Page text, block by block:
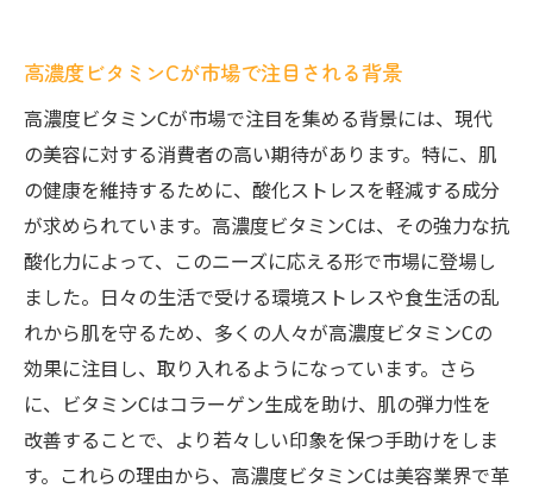
高濃度ビタミンCが市場で注目される背景
高濃度ビタミンCが市場で注目を集める背景には、現代
の美容に対する消費者の高い期待があります。特に、肌
の健康を維持するために、酸化ストレスを軽減する成分
が求められています。高濃度ビタミンCは、その強力な抗
酸化力によって、このニーズに応える形で市場に登場し
ました。日々の生活で受ける環境ストレスや食生活の乱
れから肌を守るため、多くの人々が高濃度ビタミンCの
効果に注目し、取り入れるようになっています。さら
に、ビタミンCはコラーゲン生成を助け、肌の弾力性を
改善することで、より若々しい印象を保つ手助けをしま
す。これらの理由から、高濃度ビタミンCは美容業界で革